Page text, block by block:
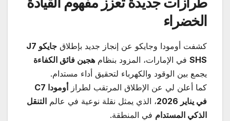
الخضراء
كشفت أومودا وجايكو عن إنجاز جديد بإطلاق جايكو J7
SHS في الإمارات، المزود بنظام هجين فائق الكفاءة
يجمع بين الوقود والكهرباء لتحقيق أداء مستدام.
كما أعلن لي عن الإطلاق المرتقب لطراز أومودا
في يناير 2026
، الذي يمثل نقلة نوعية في عالم التنقل
الذكي المستدام في المنطقة.